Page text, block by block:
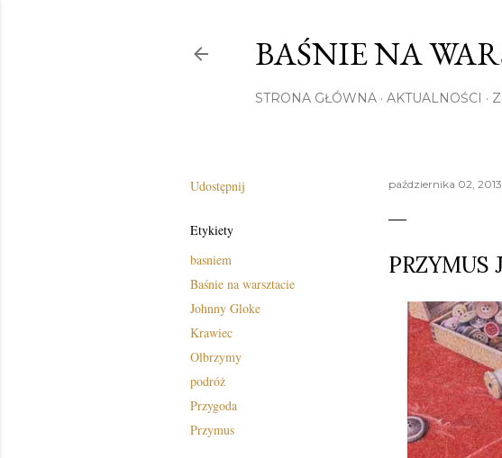
BAŚNIE NA
STRONA GŁÓWNA AKTUALNOŚCI
Udostępnij
Etykiety
basniem
Baśnie na warsztacie
Johnny Gloke
Krawiec
Olbrzymy
podróż
Przygoda
Przymus
października 02, 2013
PRZYMUS